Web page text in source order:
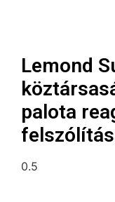
Lemond
palota